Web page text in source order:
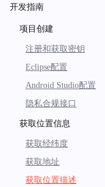
开发指南
项目创建
注册和获取密钥
Eclipse配置
Android Studio配置
隐私合规接口
获取位置信息
获取经纬度
获取地址
获取位置描述